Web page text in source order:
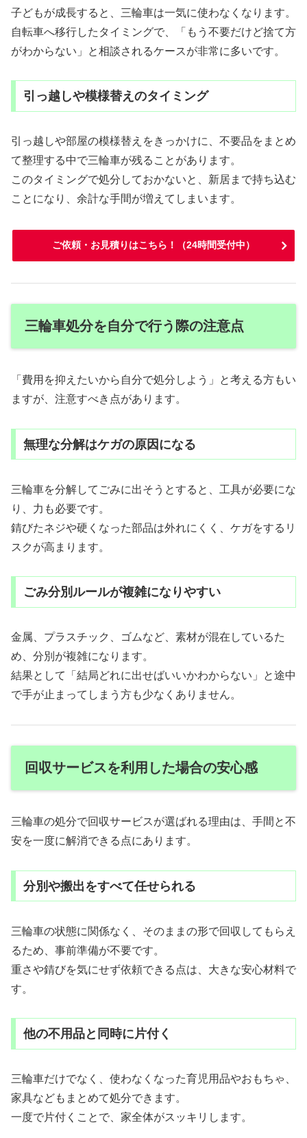
子どもが成長すると、三輪車は一気に使わなくなります。
自転車へ移行したタイミングで、「もう不要だけど捨て方
がわからない」と相談されるケースが非常に多いです。
引っ越しや模様替えのタイミング
引っ越しや部屋の模様替えをきっかけに、不要品をまとめ
て整理する中で三輪車が残ることがあります。
このタイミングで処分しておかないと、新居まで持ち込む
ことになり、余計な手間が増えてしまいます。
ご依頼・お見積りはこちら！（24時間受付中）
三輪車処分を自分で行う際の注意点
「費用を抑えたいから自分で処分しよう」と考える方もい
ますが、注意すべき点があります。
無理な分解はケガの原因になる
三輪車を分解してごみに出そうとすると、工具が必要にな
り、力も必要です。
錆びたネジや硬くなった部品は外れにくく、ケガをするリ
スクが高まります。
ごみ分別ルールが複雑になりやすい
金属、プラスチック、ゴムなど、素材が混在しているた
め、分別が複雑になります。
結果として「結局どれに出せばいいかわからない」と途中
で手が止まってしまう方も少なくありません。
回収サービスを利用した場合の安心感
三輪車の処分で回収サービスが選ばれる理由は、手間と不
安を一度に解消できる点にあります。
分別や搬出をすべて任せられる
三輪車の状態に関係なく、そのままの形で回収してもらえ
るため、事前準備が不要です。
重さや錆びを気にせず依頼できる点は、大きな安心材料で
す。
他の不用品と同時に片付く
三輪車だけでなく、使わなくなった育児用品やおもちゃ、
家具などもまとめて処分できます。
一度で片付くことで、家全体がスッキリします。